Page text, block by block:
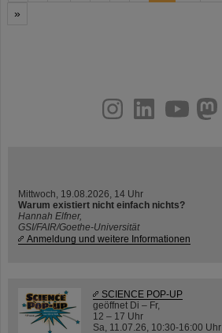
»
youtube
helmholtz.social
facebook
Mittwoch, 19.08.2026, 14 Uhr
Warum existiert nicht einfach nichts?
Hannah Elfner,
GSI/FAIR/Goethe-Universität
Anmeldung und weitere Informationen
SCIENCE POP-UP
geöffnet Di – Fr,
12 – 17 Uhr
Sa, 11.07.26, 10:30-16:00 Uhr